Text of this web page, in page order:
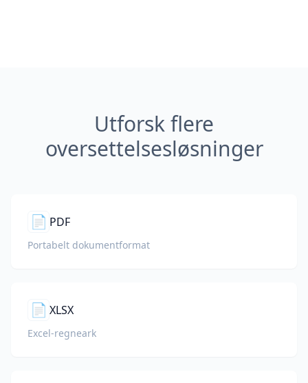
Utforsk flere
oversettelsesløsninger
📄 PDF
Portabelt dokumentformat
📄 XLSX
Excel-regneark